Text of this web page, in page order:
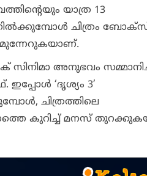
യാത്ര 13
ചിത്രം
സിനിമാ അനുഭവം
‘ദൃശ്യം 3’
ചിത്രത്തിലെ
കുറിച്ച് മനസ്